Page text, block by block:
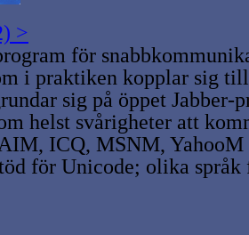
>
för
i praktiken kopplar sig
sig på öppet
helst svårigheter att
ICQ, MSNM, YahooM
för Unicode; olika språk